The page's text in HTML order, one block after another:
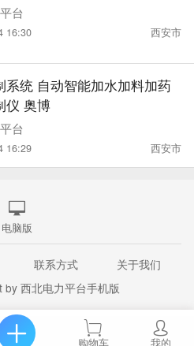
台
16:30 西安市
系统 自动智能加水加料加药
仪 奥博
台
16:29 西安市
电脑版
联系方式
关于我们
by 西北电力平台手机版
购物车 我的